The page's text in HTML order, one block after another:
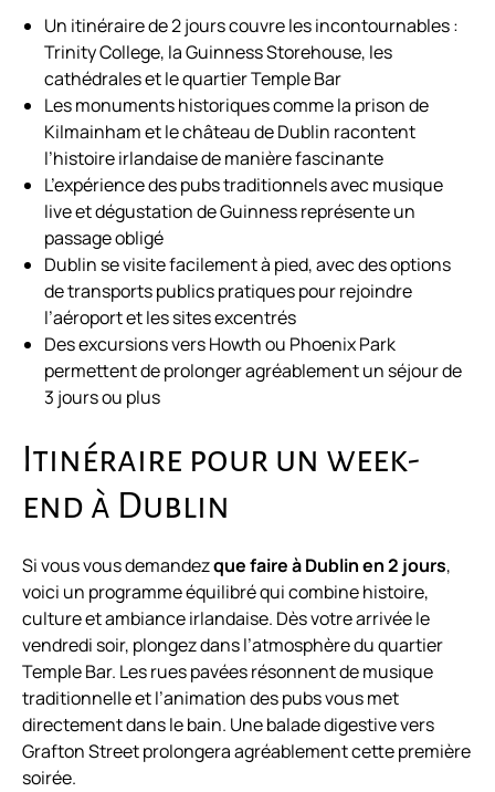
Un itinéraire de 2 jours couvre les incontournables :
Trinity College, la Guinness Storehouse, les
cathédrales et le quartier Temple Bar
Les monuments historiques comme la prison de
Kilmainham et le château de Dublin racontent
l’histoire irlandaise de manière fascinante
L’expérience des pubs traditionnels avec musique
live et dégustation de Guinness représente un
passage obligé
Dublin se visite facilement à pied, avec des options
de transports publics pratiques pour rejoindre
l’aéroport et les sites excentrés
Des excursions vers Howth ou Phoenix Park
permettent de prolonger agréablement un séjour de
3 jours ou plus
Itinéraire pour un week-
end à Dublin
Si vous vous demandezque faire à Dublin en 2 jours,
voici un programme équilibré qui combine histoire,
culture et ambiance irlandaise. Dès votre arrivée le
vendredi soir, plongez dans l’atmosphère du quartier
Temple Bar. Les rues pavées résonnent de musique
traditionnelle et l’animation des pubs vous met
directement dans le bain. Une balade digestive vers
Grafton Street prolongera agréablement cette première
soirée.